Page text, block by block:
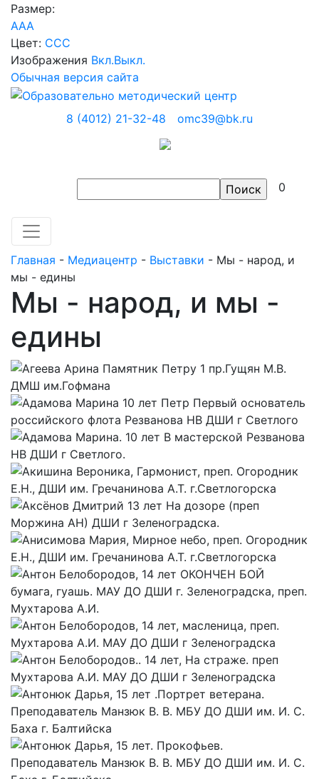
Размер:
AAA
Цвет: CCC
Изображения Вкл.Выкл.
Обычная версия сайта
8 (4012) 21-32-48 omc39@bk.ru
0
Главная - Медиацентр - Выставки - Мы - народ, и
мы - едины
Мы - народ, и мы -
едины